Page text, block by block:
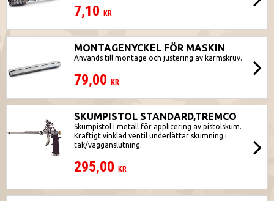
7,10 KR
MONTAGENYCKEL FÖR MASKIN
Används till montage och justering av karmskruv.
79,00 KR
SKUMPISTOL STANDARD,TREMCO
Skumpistol i metall för applicering av pistolskum.
Kraftigt vinklad ventil underlättar skumning i
tak/vägganslutning.
295,00 KR